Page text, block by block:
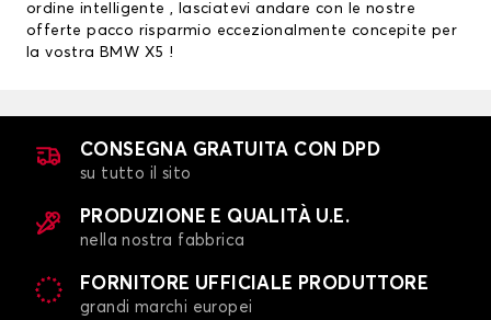
ordine intelligente , lasciatevi andare con le nostre
offerte pacco risparmio eccezionalmente concepite per
la vostra BMW X5 !
CONSEGNA GRATUITA CON DPD
su tutto il sito
PRODUZIONE E QUALITÀ U.E.
nella nostra fabbrica
FORNITORE UFFICIALE PRODUTTORE
grandi marchi europei